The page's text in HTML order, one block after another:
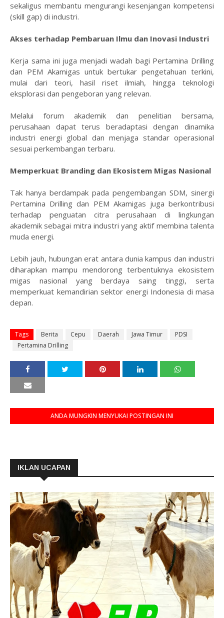
sekaligus membantu mengurangi kesenjangan kompetensi
(skill gap) di industri.
Akses terhadap Pembaruan Ilmu dan Inovasi Industri
Kerja sama ini juga menjadi wadah bagi Pertamina Drilling
dan PEM Akamigas untuk bertukar pengetahuan terkini,
mulai dari teori, hasil riset ilmiah, hingga teknologi
eksplorasi dan pengeboran yang relevan.
Melalui forum akademik dan penelitian bersama,
perusahaan dapat terus beradaptasi dengan dinamika
industri energi global dan menjaga standar operasional
sesuai perkembangan terbaru.
Memperkuat Branding dan Ekosistem Migas Nasional
Tak hanya berdampak pada pengembangan SDM, sinergi
Pertamina Drilling dan PEM Akamigas juga berkontribusi
terhadap penguatan citra perusahaan di lingkungan
akademik sebagai mitra industri yang aktif membina talenta
muda energi.
Lebih jauh, hubungan erat antara dunia kampus dan industri
diharapkan mampu mendorong terbentuknya ekosistem
migas nasional yang berdaya saing tinggi, serta
memperkuat kemandirian sektor energi Indonesia di masa
depan.
Tags Berita Cepu Daerah Jawa Timur
PDSI
Pertamina Drilling
ANDA MUNGKIN MENYUKAI POSTINGAN INI
IKLAN UCAPAN